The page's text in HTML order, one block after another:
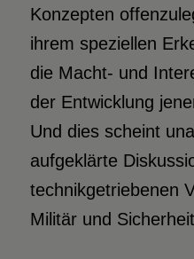
Konzepten
ihrem speziellen
die Macht- und
der Entwicklung
Und dies scheint
aufgeklärte
technikgetriebenen
Militär und